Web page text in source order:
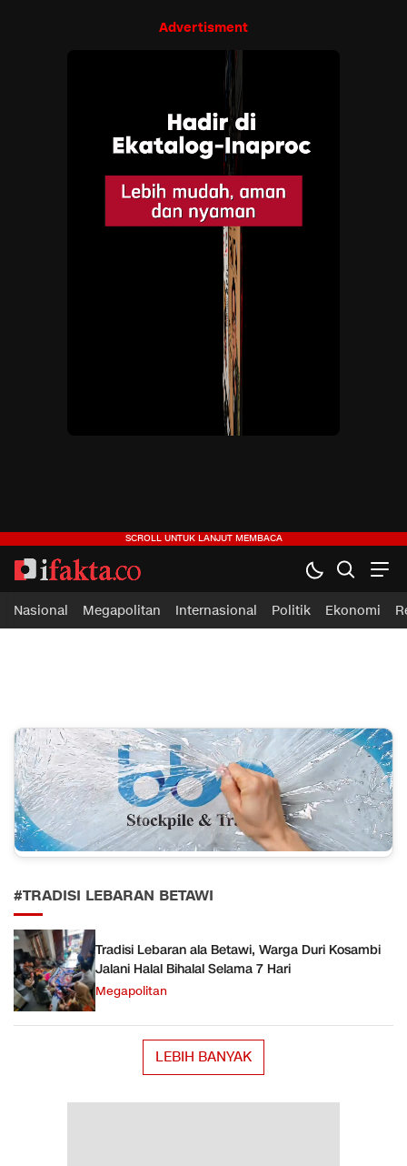
Advertisment
ifakta.co
#pastibenar
Nasional Megapolitan Internasional Politik Ekonomi
#TRADISI LEBARAN BETAWI
Tradisi Lebaran ala Betawi, Warga Duri Kosambi
Jalani Halal Bihalal Selama 7 Hari
Megapolitan
LEBIH BANYAK